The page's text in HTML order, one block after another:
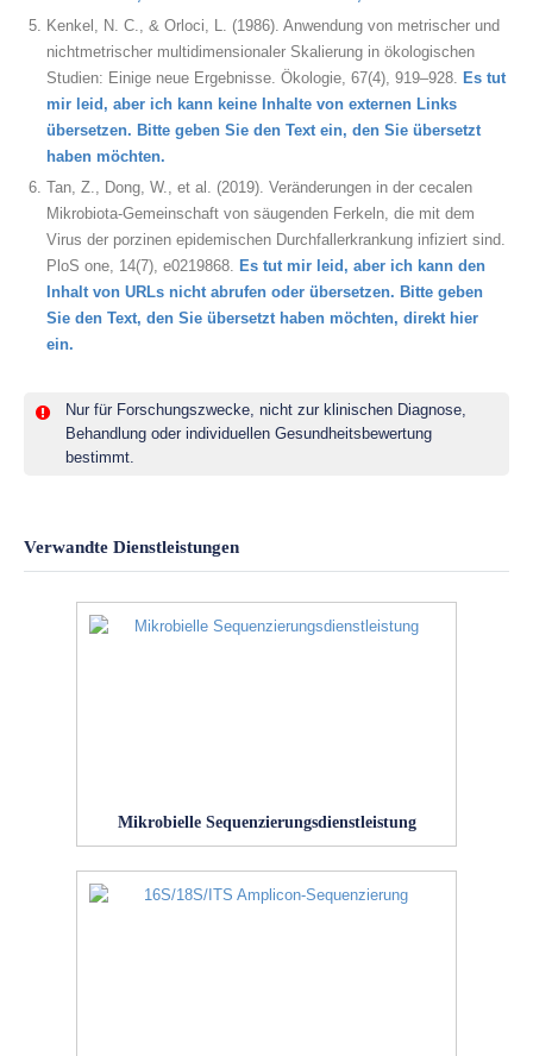
Kenkel, N. C., & Orloci, L. (1986). Anwendung von metrischer und
nichtmetrischer multidimensionaler Skalierung in ökologischen
Studien: Einige neue Ergebnisse. Ökologie, 67(4), 919–928. Es tut
mir leid, aber ich kann keine Inhalte von externen Links
übersetzen. Bitte geben Sie den Text ein, den Sie übersetzt
haben möchten.
Tan, Z., Dong, W., et al. (2019). Veränderungen in der cecalen
Mikrobiota-Gemeinschaft von säugenden Ferkeln, die mit dem
Virus der porzinen epidemischen Durchfallerkrankung infiziert sind.
PloS one, 14(7), e0219868. Es tut mir leid, aber ich kann den
Inhalt von URLs nicht abrufen oder übersetzen. Bitte geben
Sie den Text, den Sie übersetzt haben möchten, direkt hier
ein.
Nur für Forschungszwecke, nicht zur klinischen Diagnose,
Behandlung oder individuellen Gesundheitsbewertung
bestimmt.
Verwandte Dienstleistungen
Mikrobielle Sequenzierungsdienstleistung